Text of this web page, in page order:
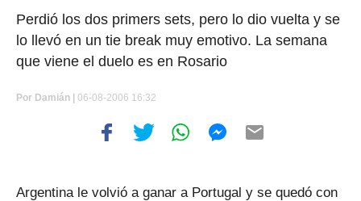
Perdió los dos primers sets, pero lo dio vuelta y se
lo llevó en un tie break muy emotivo. La semana
que viene el duelo es en Rosario
Por Damián | 06-08-2006 16:32
Argentina le volvió a ganar a Portugal y se quedó con